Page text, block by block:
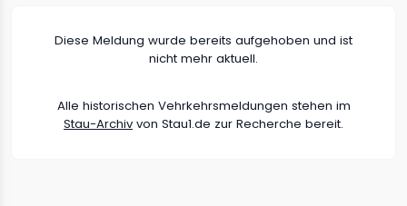
Diese Meldung wurde bereits aufgehoben und ist
nicht mehr aktuell.
Alle historischen Vehrkehrsmeldungen stehen im
Stau-Archiv von Stau1.de zur Recherche bereit.